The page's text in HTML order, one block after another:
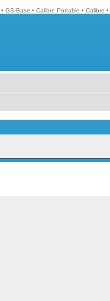
• GS-Base • Calibre Portable • Calibre •